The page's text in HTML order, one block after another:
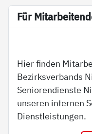
Für
Hier finden
Bezirksverbands
Seniorendienste
unseren internen
Dienstleistungen.